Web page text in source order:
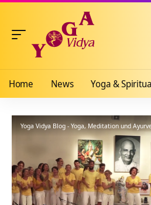
Home News Yoga &
Yoga Vidya Blog - Yoga, Meditation und